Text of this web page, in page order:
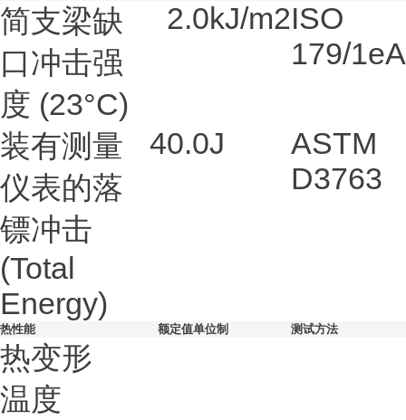
简支梁缺
口冲击强
度 (23°C)
2.0kJ/m2ISO
179/1eA
装有测量
仪表的落
镖冲击
(Total
Energy)
40.0J
ASTM
D3763
热性能 额定值单位制 测试方法
热变形
温度